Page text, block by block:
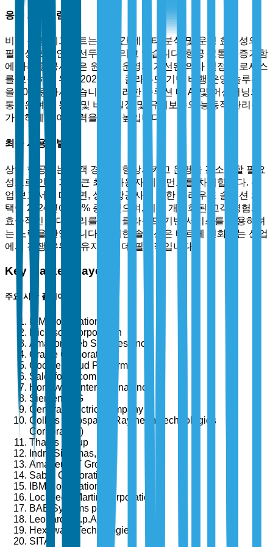
응용 프로그램별
비행 운영 세그먼트는 실시간 데이터 분석 및 운영 효율성의
필요성으로 인해 선두를 달리고 있습니다. 항공 교통이 증가함
에 따라 항공사들은 원활한 운영과 개선된 의사 결정 프로세스
를 보장하기 위해 2024년에 클라우드 기반 비행 운영 솔루션
을 40% 증가시켰습니다. 이러한 솔루션 내 AI 및 머신러닝의
통합은 예측 분석 및 비행 일정 및 유지보수의 능동적 관리를
가능하게 하여 매력을 더욱 높입니다.
최종 사용자별
상업 항공사는 승객 경험을 향상시키고 운영을 간소화할 필요
성으로 인해 가장 큰 최종 사용자 세그먼트를 차지합니다. 산
업 보고서에 따르면, 상업 항공사에 의한 클라우드 솔루션 채
택이 2024년에 50% 증가했으며, 이는 개인화된 고객 경험과
효율적인 함대 관리를 위해 클라우드 기반 서비스를 활용하려
는 노력을 반영합니다. 이러한 솔루션은 빠르게 변화하는 산업
에서 경쟁 우위를 유지하는 데 필수적입니다.
Key Market Players
주요 시장 플레이어
IBM Corporation
Microsoft Corporation
Amazon Web Services, Inc.
Oracle Corporation
Google Cloud Platform
Salesforce.com, Inc.
Honeywell International Inc.
Siemens AG
General Electric Company
Collins Aerospace (Raytheon Technologies
Corporation)
Thales Group
Indra Sistemas, S.A.
Amadeus IT Group
Sabre Corporation
IBM Corporation
Lockheed Martin Corporation
BAE Systems plc
Leonardo S.p.A.
Hexaware Technologies
SITA